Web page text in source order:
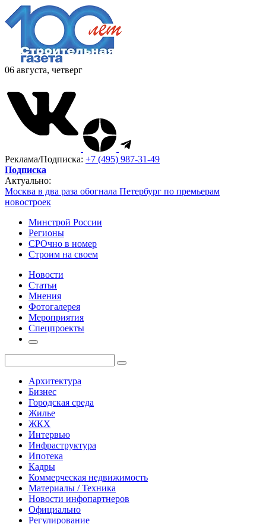
06 августа, четверг
Реклама/Подписка: +7 (495) 987-31-49
Подписка
Актуально:
Москва в два раза обогнала Петербург по премьерам
новостроек
Минстрой России
Регионы
СРОчно в номер
Строим на своем
Новости
Статьи
Мнения
Фотогалерея
Мероприятия
Спецпроекты
Архитектура
Бизнес
Городская среда
Жилье
ЖКХ
Интервью
Инфраструктура
Ипотека
Кадры
Коммерческая недвижимость
Материалы / Техника
Новости инфопартнеров
Официально
Регулирование